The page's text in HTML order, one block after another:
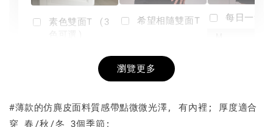
素色雙面T (3
+
希望相隨雙面T
NT$ 190
-
每日一笑
瀏覽更多
#薄款的仿麂皮面料質感帶點微微光澤, 有內裡; 厚度適合
穿 春/秋/冬 3個季節;